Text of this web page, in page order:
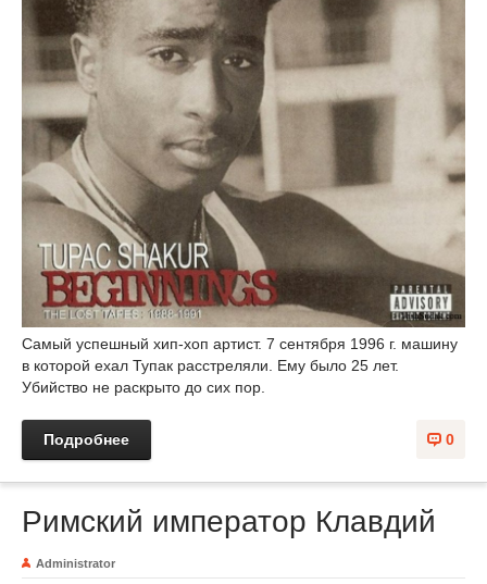
Самый успешный хип-хоп артист. 7 сентября 1996 г. машину
в которой ехал Тупак расстреляли. Ему было 25 лет.
Убийство не раскрыто до сих пор.
0
Подробнее
Римский император Клавдий
Administrator